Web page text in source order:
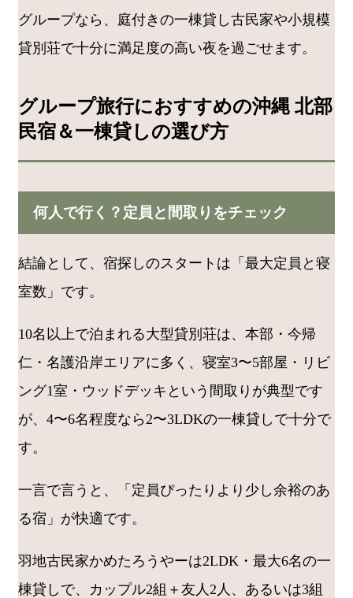
グループなら、庭付きの一棟貸し古民家や小規模
貸別荘で十分に満足度の高い夜を過ごせます。
グループ旅行におすすめの沖縄 北部
民宿＆一棟貸しの選び方
何人で行く？定員と間取りをチェック
結論として、宿探しのスタートは「最大定員と寝
室数」です。
10名以上で泊まれる大型貸別荘は、本部・今帰
仁・名護沿岸エリアに多く、寝室3〜5部屋・リビ
ング1室・ウッドデッキという間取りが典型です
が、4〜6名程度なら2〜3LDKの一棟貸しで十分で
す。
一言で言うと、「定員ぴったりより少し余裕のあ
る宿」が快適です。
羽地古民家かめたろうやーは2LDK・最大6名の一
棟貸しで、カップル2組＋友人2人、あるいは3組